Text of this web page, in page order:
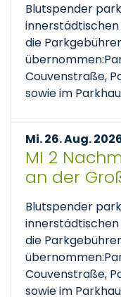
Blutspender
innerstädtischen
die
Couvenstraße,
sowie im
Mi. 26. Aug.
MI 2
an der
Blutspender
innerstädtischen
die
Couvenstraße,
sowie im